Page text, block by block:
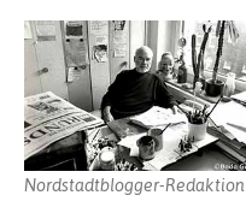
Nordstadtblogger-